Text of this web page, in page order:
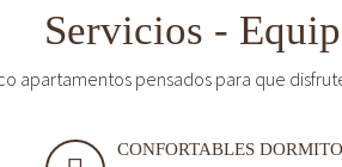
Servicios -
apartamentos pensados para que
CONFORTABLES